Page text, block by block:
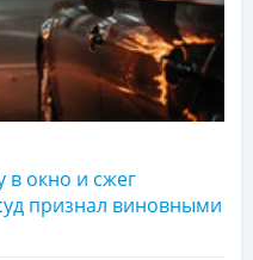
в окно и сжег
признал виновными